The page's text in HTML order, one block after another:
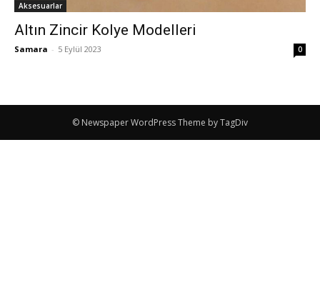
Aksesuarlar
Altın Zincir Kolye Modelleri
Samara - 5 Eylül 2023 0
© Newspaper WordPress Theme by TagDiv